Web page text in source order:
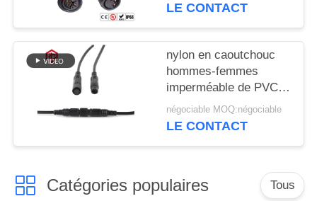
LE CONTACT
nylon en caoutchouc
hommes-femmes
imperméable de PVC
de connecteur
circulaire de 20A M10
négociable MOQ:négociable
LE CONTACT
Catégories populaires Tous